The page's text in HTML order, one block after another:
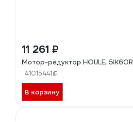
11 261 ₽
Мотор-редуктор HOULE,
41015441
В корзину